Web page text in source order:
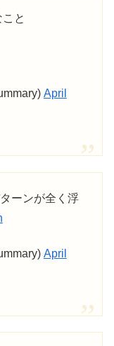
と
April
ーンが全く浮
April